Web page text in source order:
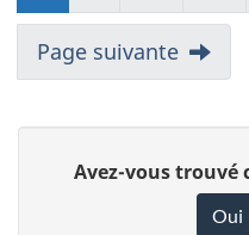
Page suivante
Avez-vous trouvé
Oui